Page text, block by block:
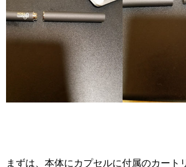
まずは、本体にカプセルに付属のカート